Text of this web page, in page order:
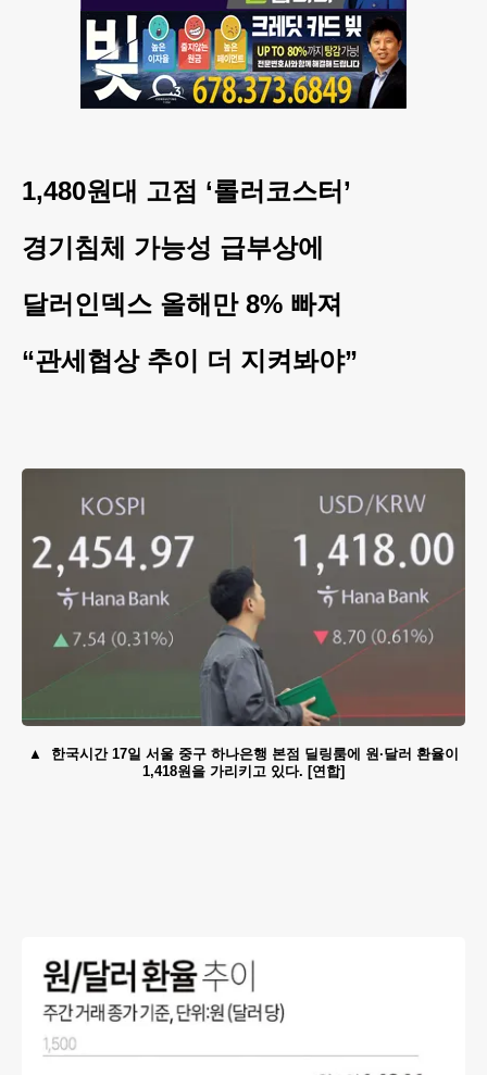
1,480원대 고점 ‘롤러코스터’
경기침체 가능성 급부상에
달러인덱스 올해만 8% 빠져
“관세협상 추이 더 지켜봐야”
한국시간 17일 서울 중구 하나은행 본점 딜링룸에 원·달러 환율이
1,418원을 가리키고 있다. [연합]